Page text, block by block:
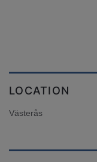
LOCATION
Västerås